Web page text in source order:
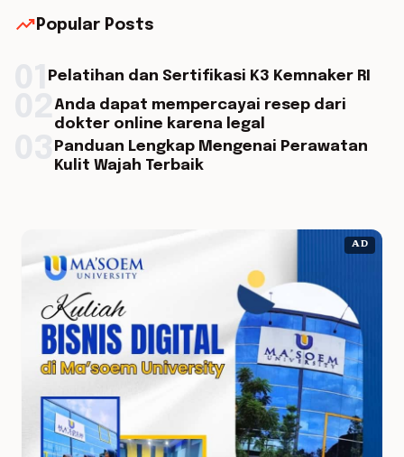
trending_up Popular Posts
Pelatihan dan Sertifikasi K3 Kemnaker RI
Anda dapat mempercayai resep dari
dokter online karena legal
Panduan Lengkap Mengenai Perawatan
Kulit Wajah Terbaik
AD